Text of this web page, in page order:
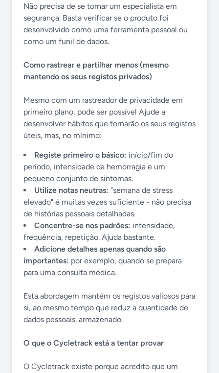
Não precisa de se tornar um especialista em
segurança. Basta verificar se o produto foi
desenvolvido como uma ferramenta pessoal ou
como um funil de dados.
Como rastrear e partilhar menos (mesmo
mantendo os seus registos privados)
Mesmo com um rastreador de privacidade em
primeiro plano, pode ser possível Ajude a
desenvolver hábitos que tornarão os seus registos
úteis, mas, no mínimo:
Registe primeiro o básico: início/fim do
período, intensidade da hemorragia e um
pequeno conjunto de sintomas.
Utilize notas neutras: "semana de stress
elevado" é muitas vezes suficiente - não precisa
de histórias pessoais detalhadas.
Concentre-se nos padrões: intensidade,
frequência, repetição. Ajuda bastante.
Adicione detalhes apenas quando são
importantes: por exemplo, quando se prepara
para uma consulta médica.
Esta abordagem mantém os registos valiosos para
si, ao mesmo tempo que reduz a quantidade de
dados pessoais. armazenado.
O que o Cycletrack está a tentar provar
O Cycletrack existe porque acredito que um